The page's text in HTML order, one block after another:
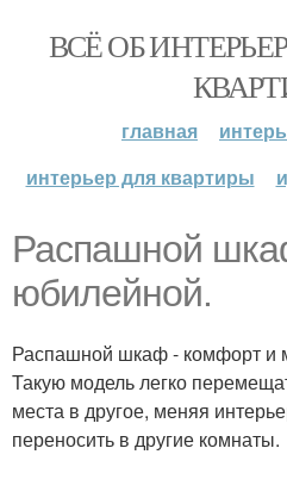
ВСЁ ОБ
главная
интерьер для квартиры
Распашной
юбилейной.
Распашной шкаф - комфорт и
Такую модель легко
места в другое, меняя
переносить в другие комнаты.